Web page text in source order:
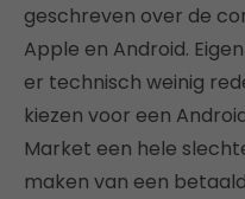
geschreven over de
Apple en Android.
er technisch weinig
kiezen voor een
Market een hele
maken van een